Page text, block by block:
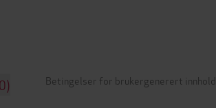
Betingelser for brukergenerert innhold